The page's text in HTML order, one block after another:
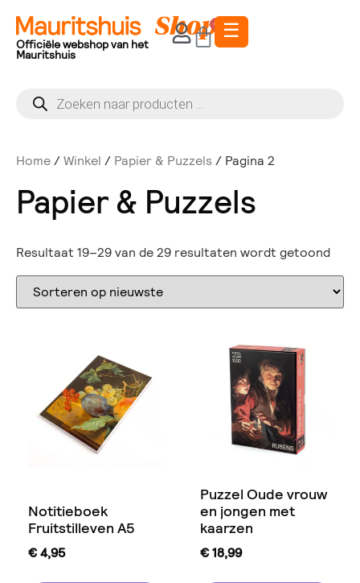
Officiële webshop van het
Mauritshuis
0 ☰
Home/Winkel / Papier & Puzzels/ Pagina 2
Papier & Puzzels
Resultaat 19–29 van de 29 resultaten wordt getoond
Notitieboek
Fruitstilleven A5
€4,95
Puzzel Oude vrouw
en jongen met
kaarzen
€18,99